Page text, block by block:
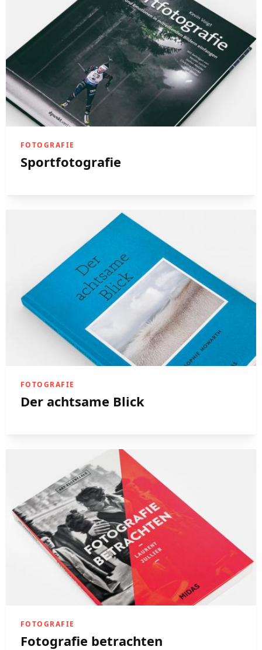
FOTOGRAFIE
Sportfotografie
FOTOGRAFIE
Der achtsame Blick
FOTOGRAFIE
Fotografie betrachten